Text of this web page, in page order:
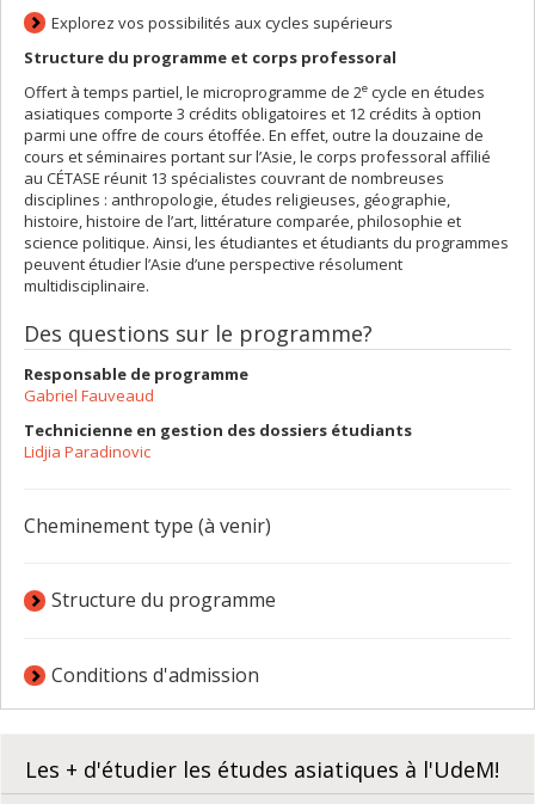
Explorez vos possibilités aux cycles supérieurs
Structure du programme et corps professoral
Offert à temps partiel, le microprogramme de 2e cycle en études
asiatiques comporte 3 crédits obligatoires et 12 crédits à option
parmi une offre de cours étoffée. En effet, outre la douzaine de
cours et séminaires portant sur l’Asie, le corps professoral affilié
au CÉTASE réunit 13 spécialistes couvrant de nombreuses
disciplines : anthropologie, études religieuses, géographie,
histoire, histoire de l’art, littérature comparée, philosophie et
science politique. Ainsi, les étudiantes et étudiants du programmes
peuvent étudier l’Asie d’une perspective résolument
multidisciplinaire.
Des questions sur le programme?
Responsable de programme
Gabriel Fauveaud
Technicienne en gestion des dossiers étudiants
Lidjia Paradinovic
Cheminement type (à venir)
Structure du programme
Conditions d'admission
Les + d'étudier les études asiatiques à l'UdeM!